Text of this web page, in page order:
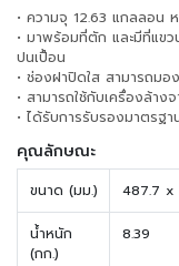
• ความจุ 12.63 แกลลอน
• มาพร้อมที่ตัก และมีที่แข
ปนเปื้อน
• ช่องฝาปิดใส สามารถมอ
• สามารถใช้กับเครื่องล้าง
• ได้รับการรับรองมาตรฐา
คุณลักษณะ
ขนาด (มม.) 487.7 x
น้ำหนัก
(กก.)
8.39